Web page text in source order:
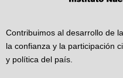
Contribuimos al desarrollo de
la confianza y la participación
y política del país.